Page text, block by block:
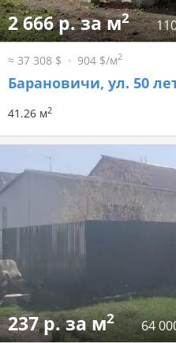
2 666 р. за м2
≈ 37 308 $ 904 $/м2
Барановичи, ул. 50
41.26 м2
237 р. за м2 64